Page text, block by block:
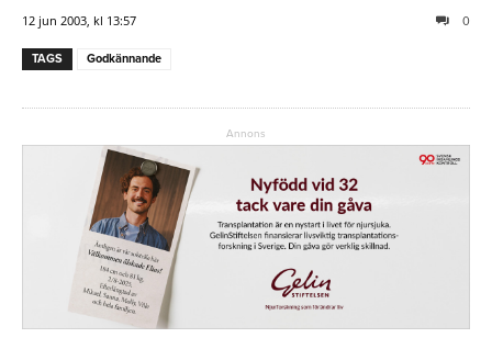
12 jun 2003, kl 13:57 0
TAGS Godkännande
Annons